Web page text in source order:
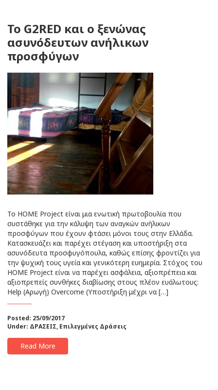
Το G2RED και ο ξενώνας
ασυνόδευτων ανήλικων
προσφύγων
Το HOME Project είναι μια ενωτική πρωτοβουλία που
συστάθηκε για την κάλυψη των αναγκών ανήλικων
προσφύγων που έχουν φτάσει μόνοι τους στην Ελλάδα.
Κατασκευάζει και παρέχει στέγαση και υποστήριξη στα
ασυνόδευτα προσφυγόπουλα, καθώς επίσης φροντίζει για
την ψυχική τους υγεία και γενικότερη ευημερία. Στόχος του
HOME Project είναι να παρέχει ασφάλεια, αξιοπρέπεια και
αξιοπρεπείς συνθήκες διαβίωσης στους πλέον ευάλωτους:
Help (Αρωγή) Overcome (Υποστήριξη μέχρι να […]
Posted: 25/09/2017
Under: ΔΡΑΣΕΙΣ, Επιλεγμένες Δράσεις
Read More